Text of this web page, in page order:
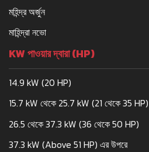
মহিন্দ্র অর্জুন
মাহিন্দ্রা নভো
KW পাওয়ার দ্বারা (HP)
14.9 kW (20 HP)
15.7 kW থেকে 25.7 kW (21 থেকে 35 HP)
26.5 থেকে 37.3 kW (36 থেকে 50 HP)
37.3 kW (Above 51 HP) এর উপরে